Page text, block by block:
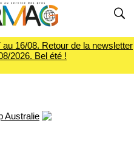
16/08. Retour de la newsletter
2026. Bel été !